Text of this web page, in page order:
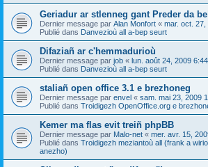
Geriadur ar stlenneg gant Preder da
Dernier message par Alan Monfort « mar. oct. 27,
Publié dans Danvezioù all a-bep seurt
Difaziañ ar c'hemmadurioù
Dernier message par job « lun. août 24, 2009
Publié dans Danvezioù all a-bep seurt
staliañ open office 3.1 e brezhoneg
Dernier message par envel « sam. mai 23, 2009
Publié dans Troidigezh OpenOffice.org e
Kemer ma flas evit treiñ phpBB
Dernier message par Malo-net « mer. avr. 15,
Publié dans Troidigezh meziantoù all (frank a
anezho)